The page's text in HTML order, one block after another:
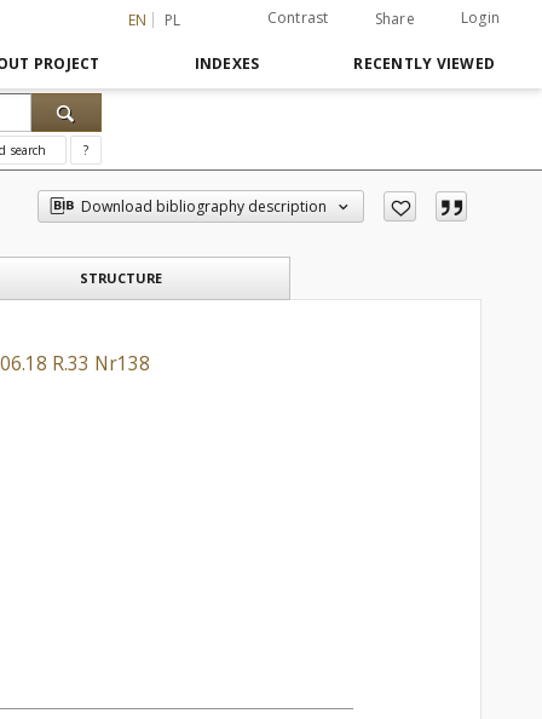
EN PL Contrast Share Login
PROJECT INDEXES RECENTLY VIEWED
search ?
Download bibliography description
STRUCTURE
R.33 Nr138